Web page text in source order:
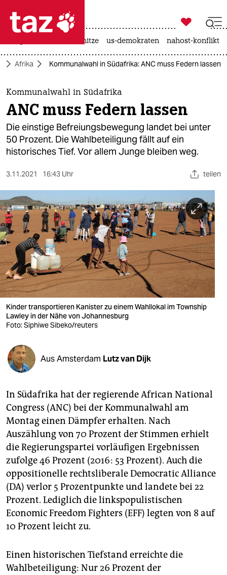
 taz zahl ich
taz zahl ich
themen
politik
öko
sport
berlin
nord
wahrheit
verlag
verlag
shop
fragen & hilfe
unterstützen
abo
genossenschaft
epaper login

taz zahl ich
hitze us-demokraten nahost-konflikt
Afrika Kommunalwahl in Südafrika: ANC muss Federn lassen
Kommunalwahl in Südafrika
ANC muss Federn lassen
Die einstige Befreiungsbewegung landet bei unter
50 Prozent. Die Wahlbeteiligung fällt auf ein
historisches Tief. Vor allem Junge bleiben weg.
3.11.2021 16:43 Uhr teilen
Kinder transportieren Kanister zu einem Wahllokal im Township
Lawley in der Nähe von Johannesburg
Foto: Siphiwe Sibeko/reuters
Aus Amsterdam Lutz van Dijk
In Südafrika hat der regierende African National
Congress (ANC) bei der Kommunalwahl am
Montag einen Dämpfer erhalten. Nach
Auszählung von 70 Prozent der Stimmen erhielt
die Regierungspartei vorläufigen Ergebnissen
zufolge 46 Prozent (2016: 53 Prozent). Auch die
oppositionelle rechtsliberale Democratic Alliance
(DA) verlor 5 Prozentpunkte und landete bei 22
Prozent. Lediglich die linkspopulistischen
Economic Freedom Fighters (EFF) legten von 8 auf
10 Prozent leicht zu.
Einen historischen Tiefstand erreichte die
Wahlbeteiligung: Nur 26 Prozent der